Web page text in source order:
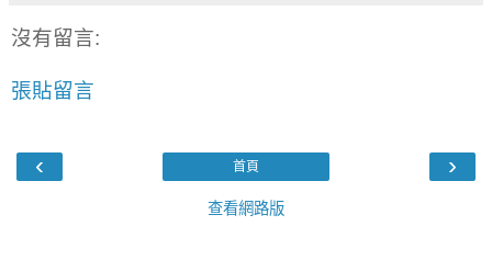
沒有留言:
張貼留言
‹ ›
首頁
查看網路版